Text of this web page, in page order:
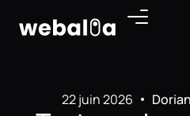
22 juin 2026
Panneau de gestion des cookies